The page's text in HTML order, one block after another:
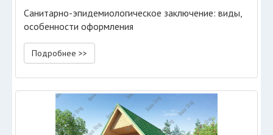
Санитарно-эпидемиологическое заключение: виды,
особенности оформления
Подробнее >>